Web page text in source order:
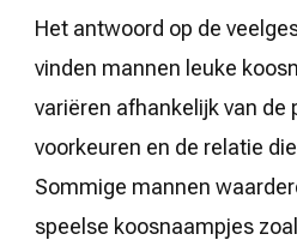
Het antwoord op de
vinden mannen leuke
variëren afhankelijk van de
voorkeuren en de relatie
Sommige mannen
speelse koosnaampjes